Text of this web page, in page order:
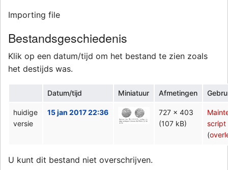
Importing file
Bestandsgeschiedenis
Klik op een datum/tijd om het bestand te zien zoals
het destijds was.
Datum/tijd Miniatuur Afmetingen
huidige
versie
15 jan 2017 22:36
727 × 403
(107 kB)
script
(
U kunt dit bestand niet overschrijven.